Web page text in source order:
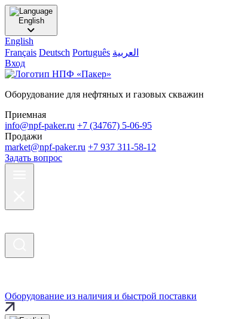
English
English
Français Deutsch Português العربية
Вход
Оборудование для нефтяных и газовых скважин
Приемная
info@npf-paker.ru +7 (34767) 5-06-95
Продажи
market@npf-paker.ru +7 937 311-58-12
Задать вопрос
Оборудование из наличия и быстрой поставки